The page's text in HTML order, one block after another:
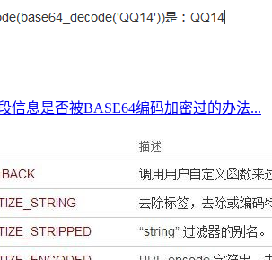
信息是否被BASE64编码加密过的办法...